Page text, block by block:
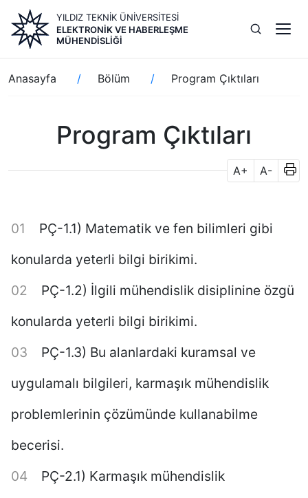
içeriğe
atla
YILDIZ TEKNİK ÜNİVERSİTESİ
ELEKTRONIK VE HABERLEŞME
MÜHENDISLIĞI
Sayfa
yolu
Anasayfa Bölüm Program Çıktıları
Program Çıktıları
A+ A-
PÇ-1.1) Matematik ve fen bilimleri gibi
konularda yeterli bilgi birikimi.
PÇ-1.2) İlgili mühendislik disiplinine özgü
konularda yeterli bilgi birikimi.
PÇ-1.3) Bu alanlardaki kuramsal ve
uygulamalı bilgileri, karmaşık mühendislik
problemlerinin çözümünde kullanabilme
becerisi.
PÇ-2.1) Karmaşık mühendislik